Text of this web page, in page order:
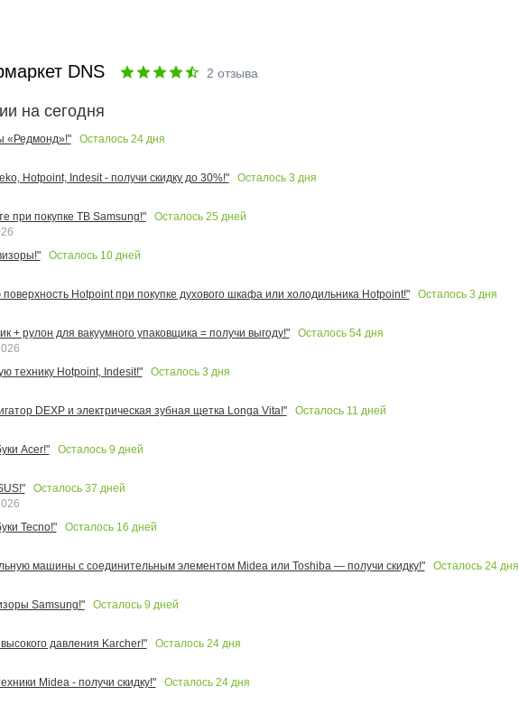
DNS 2 отзыва
на сегодня
«Редмонд»!" Осталось 24дня
Hotpoint, Indesit - получи скидку до 30%!" Осталось 3 дня
при покупке ТВ Samsung!" Осталось 25 дней
Осталось 10дней
Hotpoint при покупке духового шкафа или холодильника Hotpoint!" Осталось 3 дня
+ рулон для вакуумного упаковщика = получи выгоду!" Осталось 54дня
технику Hotpoint, Indesit!"
Осталось 3 дня
DEXP и электрическая зубная щетка Longa Vita!" Осталось 11 дней
Acer!" Осталось 9 дней
Осталось 37 дней
Tecno!"
Осталось 16 дней
машины с соединительным элементом Midea или Toshiba — получи скидку!" Осталось 24дня
Samsung!" Осталось 9 дней
давления Karcher!" Осталось 24дня
Midea - получи скидку!" Осталось 24дня